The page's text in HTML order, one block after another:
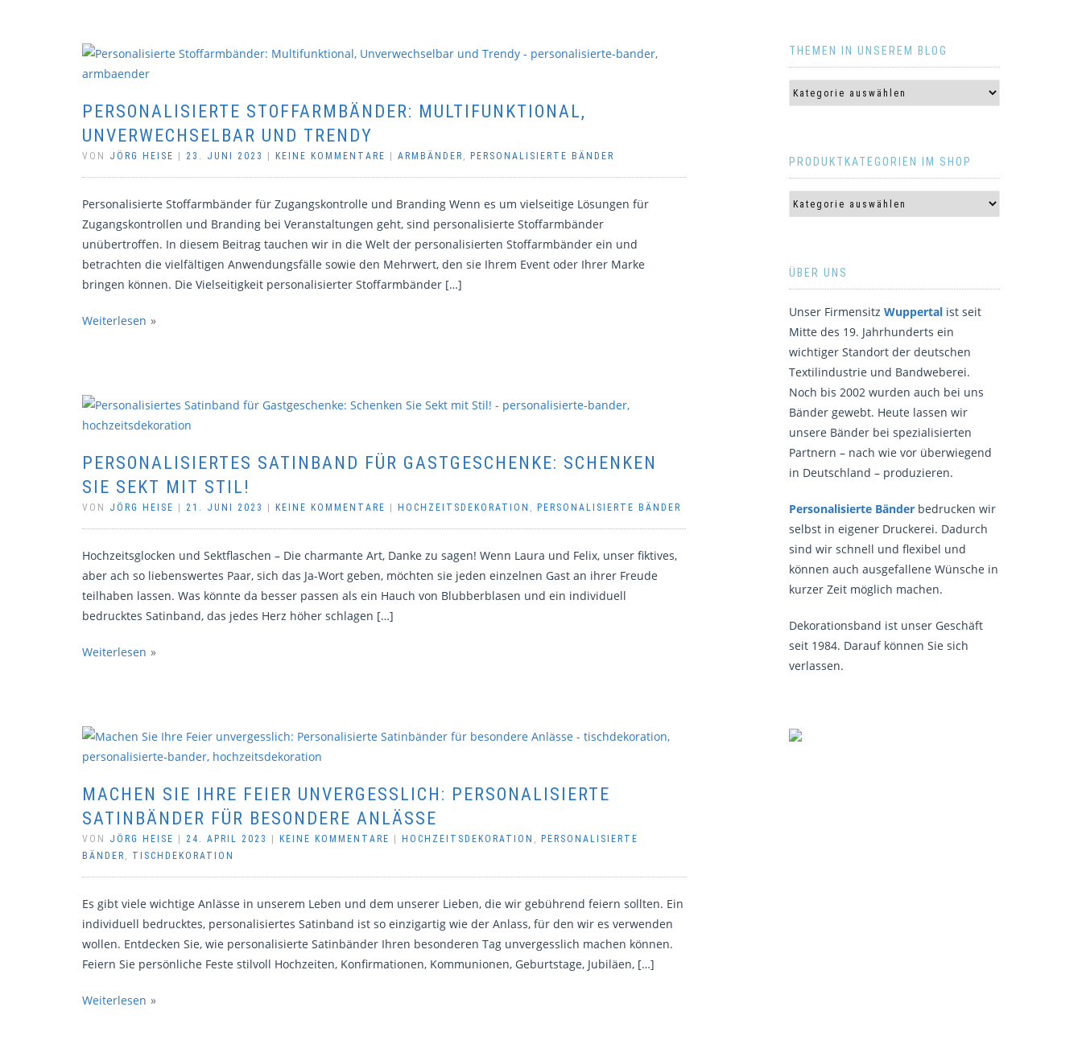
PERSONALISIERTE STOFFARMBÄNDER: MULTIFUNKTIONAL,
UNVERWECHSELBAR UND TRENDY
VON JÖRG HEISE 23. JUNI 2023 KEINE KOMMENTARE ARMBÄNDER , PERSONALISIERTE BÄNDER
Personalisierte Stoffarmbänder für Zugangskontrolle und Branding Wenn es um vielseitige Lösungen für
Zugangskontrollen und Branding bei Veranstaltungen geht, sind personalisierte Stoffarmbänder
unübertroffen. In diesem Beitrag tauchen wir in die Welt der personalisierten Stoffarmbänder ein und
betrachten die vielfältigen Anwendungsfälle sowie den Mehrwert, den sie Ihrem Event oder Ihrer Marke
bringen können. Die Vielseitigkeit personalisierter Stoffarmbänder […]
Weiterlesen
PERSONALISIERTES SATINBAND FÜR GASTGESCHENKE: SCHENKEN
SIE SEKT MIT STIL!
VON JÖRG HEISE 21. JUNI 2023 KEINE KOMMENTARE HOCHZEITSDEKORATION , PERSONALISIERTE BÄNDER
Hochzeitsglocken und Sektflaschen – Die charmante Art, Danke zu sagen! Wenn Laura und Felix, unser fiktives,
aber ach so liebenswertes Paar, sich das Ja-Wort geben, möchten sie jeden einzelnen Gast an ihrer Freude
teilhaben lassen. Was könnte da besser passen als ein Hauch von Blubberblasen und ein individuell
bedrucktes Satinband, das jedes Herz höher schlagen […]
Weiterlesen
MACHEN SIE IHRE FEIER UNVERGESSLICH: PERSONALISIERTE
SATINBÄNDER FÜR BESONDERE ANLÄSSE
VON JÖRG HEISE 24. APRIL 2023 KEINE KOMMENTARE HOCHZEITSDEKORATION ,
PERSONALISIERTE
BÄNDER , TISCHDEKORATION
Es gibt viele wichtige Anlässe in unserem Leben und dem unserer Lieben, die wir gebührend feiern sollten. Ein
individuell bedrucktes, personalisiertes Satinband ist so einzigartig wie der Anlass, für den wir es verwenden
wollen. Entdecken Sie, wie personalisierte Satinbänder Ihren besonderen Tag unvergesslich machen können.
Feiern Sie persönliche Feste stilvoll Hochzeiten, Konfirmationen, Kommunionen, Geburtstage, Jubiläen, […]
Weiterlesen
THEMEN IN UNSEREM BLOG
PRODUKTKATEGORIEN IM SHOP
ÜBER UNS
Unser Firmensitz Wuppertalist seit
Mitte des 19. Jahrhunderts ein
wichtiger Standort der deutschen
Textilindustrie und Bandweberei.
Noch bis 2002 wurden auch bei uns
Bänder gewebt. Heute lassen wir
unsere Bänder bei spezialisierten
Partnern – nach wie vor überwiegend
in Deutschland – produzieren.
Personalisierte Bänderbedrucken wir
selbst in eigener Druckerei. Dadurch
sind wir schnell und flexibel und
können auch ausgefallene Wünsche in
kurzer Zeit möglich machen.
Dekorationsband ist unser Geschäft
seit 1984. Darauf können Sie sich
verlassen.